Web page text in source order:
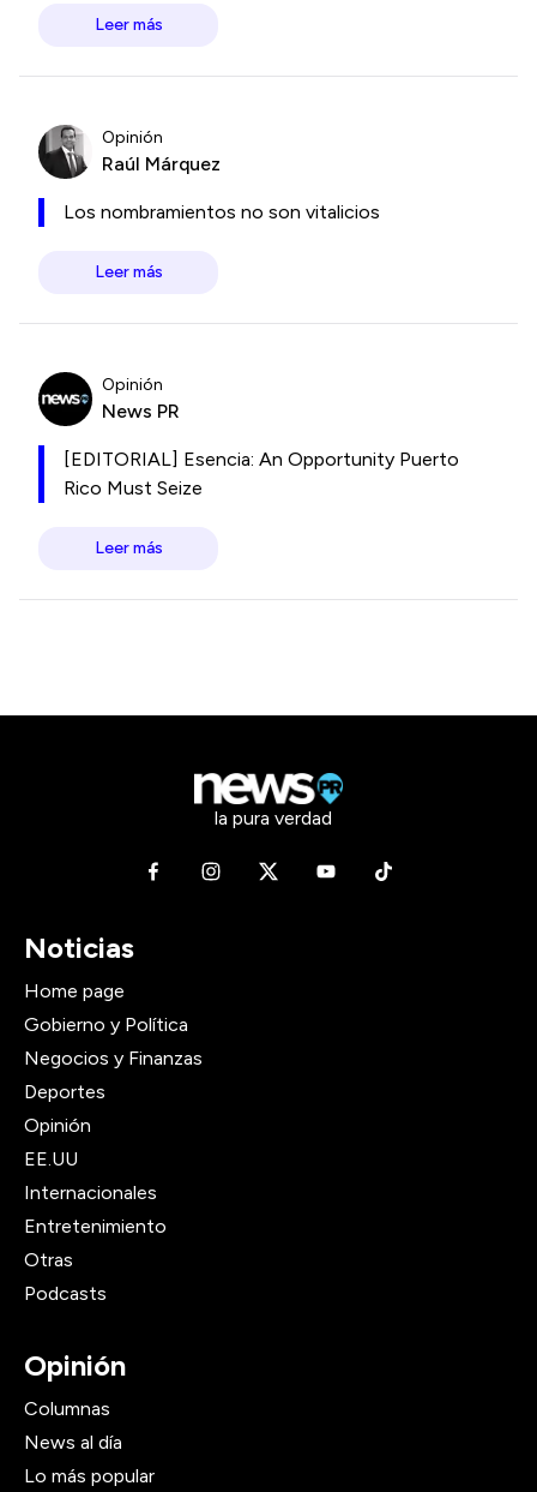
Leer más
Opinión
Raúl Márquez
Los nombramientos no son vitalicios
Leer más
Opinión
News PR
[EDITORIAL] Esencia: An Opportunity Puerto
Rico Must Seize
Leer más
la pura verdad
Noticias
Home page
Gobierno y Política
Negocios y Finanzas
Deportes
Opinión
EE.UU
Internacionales
Entretenimiento
Otras
Podcasts
Opinión
Columnas
News al día
Lo más popular